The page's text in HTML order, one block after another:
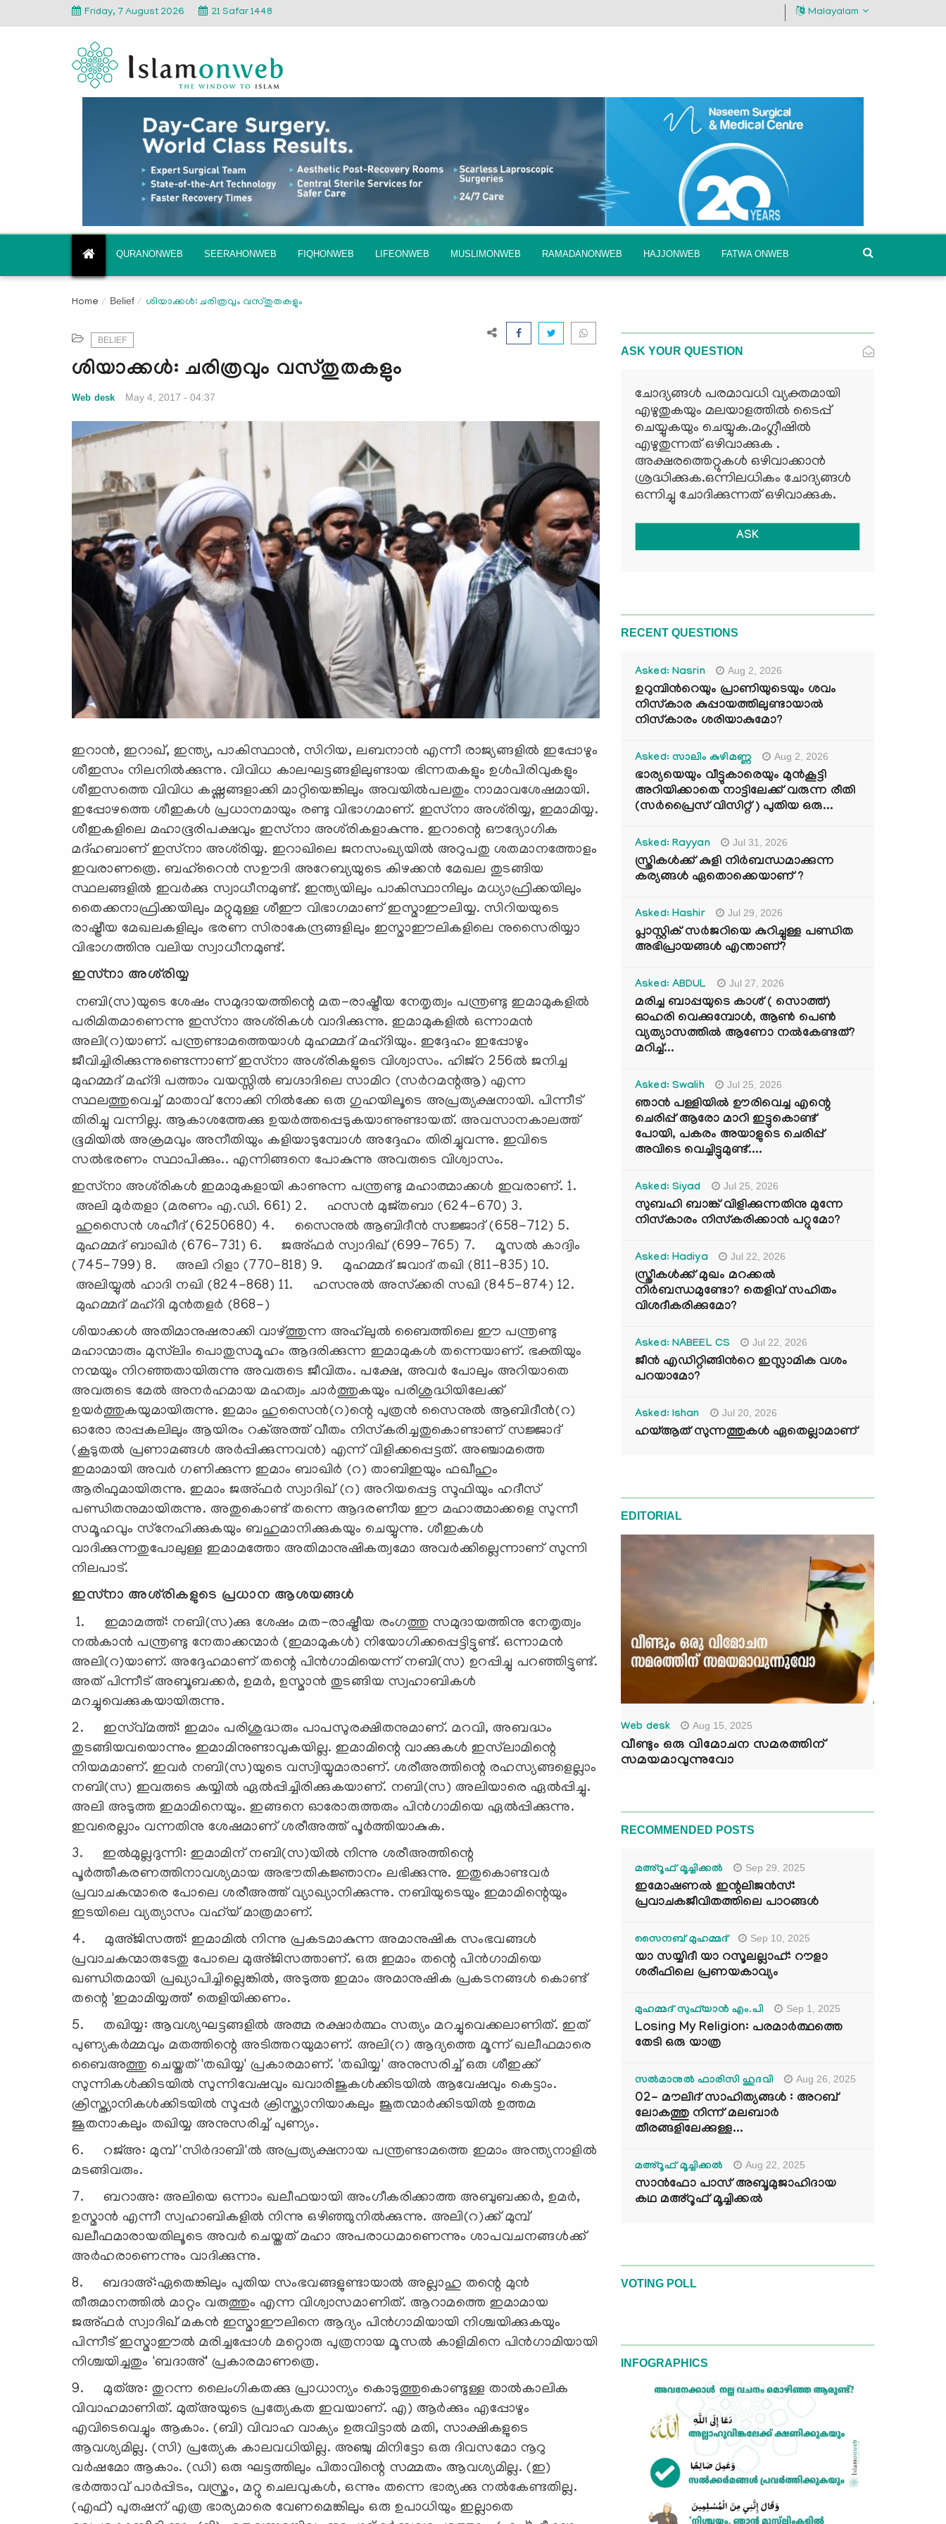
Friday, 7 August 2026 21 Safar 1448 Malayalam
QURANONWEB SEERAHONWEB FIQHONWEB LIFEONWEB MUSLIMONWEB RAMADANONWEB HAJJONWEB FATWA ONWEB
Home Belief ശിയാക്കള്‍: ചരിത്രവും വസ്തുതകളും
BELIEF
ശിയാക്കള്‍: ചരിത്രവും വസ്തുതകളും
Web desk May 4, 2017 - 04:37
ഇറാന്‍, ഇറാഖ്, ഇന്ത്യ, പാകിസ്ഥാന്‍, സിറിയ, ലബനാന്‍ എന്നീ രാജ്യങ്ങളില്‍ ഇപ്പോഴും
ശീഇസം നിലനില്‍ക്കുന്നു. വിവിധ കാലഘട്ടങ്ങളിലുണ്ടായ ഭിന്നതകളും ഉള്‍പിരിവുകളും
ശീഇസത്തെ വിവിധ കഷ്ണങ്ങളാക്കി മാറ്റിയെങ്കിലും അവയില്‍പലതും നാമാവശേഷമായി.
ഇപ്പോഴത്തെ ശീഇകള്‍ പ്രധാനമായും രണ്ടു വിഭാഗമാണ്. ഇസ്‌നാ അശ്‌രിയ്യ, ഇമാമിയ്യ.
ശീഇകളിലെ മഹാഭൂരിപക്ഷവും ഇസ്‌നാ അശ്‌രികളാകുന്നു. ഇറാന്റെ ഔദ്യോഗിക
മദ്ഹബാണ് ഇസ്‌നാ അശ്‌രിയ്യ. ഇറാഖിലെ ജനസംഖ്യയില്‍ അറുപതു ശതമാനത്തോളം
ഇവരാണത്രെ. ബഹ്‌റൈന്‍ സഊദി അറേബ്യയുടെ കിഴക്കന്‍ മേഖല തുടങ്ങിയ
സ്ഥലങ്ങളില്‍ ഇവര്‍ക്കു സ്വാധീനമുണ്ട്. ഇന്ത്യയിലും പാകിസ്ഥാനിലും മധ്യാഫ്രിക്കയിലും
തൈക്കനാഫ്രിക്കയിലും മറ്റുമുള്ള ശീഈ വിഭാഗമാണ് ഇസ്മാഈലിയ്യ. സിറിയയുടെ
രാഷ്ട്രീയ മേഖലകളിലും ഭരണ സിരാകേന്ദ്രങ്ങളിലും ഇസ്മാഈലികളിലെ നുസൈരിയ്യാ
വിഭാഗത്തിനു വലിയ സ്വാധീനമുണ്ട്.
ഇസ്‌നാ അശ്‌രിയ്യ
നബി(സ)യുടെ ശേഷം സമുദായത്തിന്റെ മത-രാഷ്ട്രീയ നേതൃത്വം പന്ത്രണ്ടു ഇമാമുകളില്‍
പരിമിതമാണെന്നു ഇസ്‌നാ അശ്‌രികള്‍ വാദിക്കുന്നു. ഇമാമുകളില്‍ ഒന്നാമന്‍
അലി(റ)യാണ്. പന്ത്രണ്ടാമത്തെയാള്‍ മുഹമ്മദ് മഹ്ദിയും. ഇദ്ദേഹം ഇപ്പോഴും
ജീവിച്ചിരിക്കുന്നുണ്ടെന്നാണ് ഇസ്‌നാ അശ്‌രികളുടെ വിശ്വാസം. ഹിജ്‌റ 256ല്‍ ജനിച്ച
മുഹമ്മദ് മഹ്ദി പത്താം വയസ്സില്‍ ബഗ്ദാദിലെ സാമിറ (സര്‍റമന്റആ) എന്ന
സ്ഥലത്തുവെച്ച് മാതാവ് നോക്കി നില്‍ക്കേ ഒരു ഗുഹയിലൂടെ അപ്രത്യക്ഷനായി. പിന്നീട്
തിരിച്ചു വന്നില്ല. ആകാശത്തേക്കു ഉയര്‍ത്തപ്പെടുകയാണുണ്ടായത്. അവസാനകാലത്ത്
ഭൂമിയില്‍ അക്രമവും അനീതിയും കളിയാടുമ്പോള്‍ അദ്ദേഹം തിരിച്ചുവന്നു. ഇവിടെ
സല്‍ഭരണം സ്ഥാപിക്കും.. എന്നിങ്ങനെ പോകുന്നു അവരുടെ വിശ്വാസം.
ഇസ്‌നാ അശ്‌രികള്‍ ഇമാമുകളായി കാണുന്ന പന്ത്രണ്ടു മഹാത്മാക്കള്‍ ഇവരാണ്. 1.
അലി മുര്‍തളാ (മരണം എ.ഡി. 661) 2. ഹസന്‍ മുജ്തബാ (624-670) 3.
ഹുസൈന്‍ ശഹീദ് (6250680) 4. സൈനുല്‍ ആബിദീന്‍ സജ്ജാദ് (658-712) 5.
മുഹമ്മദ് ബാഖിര്‍ (676-731) 6. ജഅ്ഫര്‍ സ്വാദിഖ് (699-765) 7. മൂസല്‍ കാദ്വിം
(745-799) 8. അലി റിളാ (770-818) 9. മുഹമ്മദ് ജവാദ് തഖി (811-835) 10.
അലിയ്യുല്‍ ഹാദി നഖി (824-868) 11. ഹസനുല്‍ അസ്‌ക്കരി സഖി (845-874) 12.
മുഹമ്മദ് മഹ്ദി മുന്‍തളര്‍ (868-)
ശിയാക്കള്‍ അതിമാനുഷരാക്കി വാഴ്ത്തുന്ന അഹ്‌ലുല്‍ ബൈത്തിലെ ഈ പന്ത്രണ്ടു
മഹാന്മാരും മുസ്‌ലിം പൊതുസമൂഹം ആദരിക്കുന്ന ഇമാമുകള്‍ തന്നെയാണ്. ഭക്തിയും
നന്മയും നിറഞ്ഞതായിരുന്നു അവരുടെ ജീവിതം. പക്ഷേ, അവര്‍ പോലും അറിയാതെ
അവരുടെ മേല്‍ അനര്‍ഹമായ മഹത്വം ചാര്‍ത്തുകയും പരിശുദ്ധിയിലേക്ക്
ഉയര്‍ത്തുകയുമായിരുന്നു. ഇമാം ഹുസൈന്‍(റ)ന്റെ പുത്രന്‍ സൈനുല്‍ ആബിദീന്‍(റ)
ഓരോ രാപ്പകലിലും ആയിരം റക്അത്ത് വീതം നിസ്‌കരിച്ചതുകൊണ്ടാണ് സജ്ജാദ്
(കൂടുതല്‍ പ്രണാമങ്ങള്‍ അര്‍പ്പിക്കുന്നവന്‍) എന്ന് വിളിക്കപ്പെട്ടത്. അഞ്ചാമത്തെ
ഇമാമായി അവര്‍ ഗണിക്കുന്ന ഇമാം ബാഖിര്‍ (റ) താബിഇയും ഫഖീഹും
ആരിഫുമായിരുന്നു. ഇമാം ജഅ്ഫര്‍ സ്വാദിഖ് (റ) അറിയപ്പെട്ട സൂഫിയും ഹദീസ്
പണ്ഡിതനുമായിരുന്നു. അതുകൊണ്ട് തന്നെ ആദരണീയ ഈ മഹാത്മാക്കളെ സുന്നീ
സമൂഹവും സ്‌നേഹിക്കുകയും ബഹുമാനിക്കുകയും ചെയ്യുന്നു. ശീഇകള്‍
വാദിക്കുന്നതുപോലുള്ള ഇമാമത്തോ അതിമാനുഷികത്വമോ അവര്‍ക്കില്ലെന്നാണ് സുന്നി
നിലപാട്.
ഇസ്‌നാ അശ്‌രികളുടെ പ്രധാന ആശയങ്ങള്‍
1. ഇമാമത്ത്: നബി(സ)ക്കു ശേഷം മത-രാഷ്ട്രീയ രംഗത്തു സമുദായത്തിനു നേതൃത്വം
നല്‍കാന്‍ പന്ത്രണ്ടു നേതാക്കന്മാര്‍ (ഇമാമുകള്‍) നിയോഗിക്കപ്പെട്ടിട്ടുണ്ട്. ഒന്നാമന്‍
അലി(റ)യാണ്. അദ്ദേഹമാണ് തന്റെ പിന്‍ഗാമിയെന്ന് നബി(സ) ഉറപ്പിച്ചു പറഞ്ഞിട്ടുണ്ട്.
അത് പിന്നീട് അബൂബക്കര്‍, ഉമര്‍, ഉസ്മാന്‍ തുടങ്ങിയ സ്വഹാബികള്‍
മറച്ചുവെക്കുകയായിരുന്നു.
2. ഇസ്വ്മത്ത്: ഇമാം പരിശുദ്ധരും പാപസുരക്ഷിതനുമാണ്. മറവി, അബദ്ധം
തുടങ്ങിയവയൊന്നും ഇമാമിനുണ്ടാവുകയില്ല. ഇമാമിന്റെ വാക്കുകള്‍ ഇസ്‌ലാമിന്റെ
നിയമമാണ്. ഇവര്‍ നബി(സ)യുടെ വസ്വിയ്യുമാരാണ്. ശരീഅത്തിന്റെ രഹസ്യങ്ങളെല്ലാം
നബി(സ) ഇവരുടെ കയ്യില്‍ ഏല്‍പ്പിച്ചിരിക്കുകയാണ്. നബി(സ) അലിയാരെ ഏല്‍പ്പിച്ചു.
അലി അടുത്ത ഇമാമിനെയും. ഇങ്ങനെ ഓരോരുത്തരും പിന്‍ഗാമിയെ ഏല്‍പ്പിക്കുന്നു.
ഇവരെല്ലാം വന്നതിനു ശേഷമാണ് ശരീഅത്ത് പൂര്‍ത്തിയാകുക.
3. ഇല്‍മുല്ലദുന്നി: ഇമാമിന് നബി(സ)യില്‍ നിന്നു ശരീഅത്തിന്റെ
പൂര്‍ത്തീകരണത്തിനാവശ്യമായ അഭൗതികജ്ഞാനം ലഭിക്കുന്നു. ഇതുകൊണ്ടവര്‍
പ്രവാചകന്മാരെ പോലെ ശരീഅത്ത് വ്യാഖ്യാനിക്കുന്നു. നബിയുടെയും ഇമാമിന്റെയും
ഇടയിലെ വ്യത്യാസം വഹ്‌യ് മാത്രമാണ്.
4. മുഅ്ജിസത്ത്: ഇമാമില്‍ നിന്നു പ്രകടമാകുന്ന അമാനുഷിക സംഭവങ്ങള്‍
പ്രവാചകന്മാരുടേതു പോലെ മുഅ്ജിസത്താണ്. ഒരു ഇമാം തന്റെ പിന്‍ഗാമിയെ
ഖണ്ഡിതമായി പ്രഖ്യാപിച്ചില്ലെങ്കില്‍, അടുത്ത ഇമാം അമാനുഷിക പ്രകടനങ്ങള്‍ കൊണ്ട്
തന്റെ 'ഇമാമിയ്യത്ത്' തെളിയിക്കണം.
5. തഖിയ്യ: ആവശ്യഘട്ടങ്ങളില്‍ അത്മ രക്ഷാര്‍ത്ഥം സത്യം മറച്ചുവെക്കലാണിത്. ഇത്
പുണ്യകര്‍മ്മവും മതത്തിന്റെ അടിത്തറയുമാണ്. അലി(റ) ആദ്യത്തെ മൂന്ന് ഖലീഫമാരെ
ബൈഅത്തു ചെയ്തത് 'തഖിയ്യ' പ്രകാരമാണ്. 'തഖിയ്യ' അനുസരിച്ച് ഒരു ശീഇക്ക്
സുന്നികള്‍ക്കിടയില്‍ സുന്നിവേഷവും ഖവാരിജുകള്‍ക്കിടയില്‍ ആവേഷവും കെട്ടാം.
ക്രിസ്ത്യാനികള്‍ക്കിടയില്‍ സൂപ്പര്‍ ക്രിസ്ത്യാനിയാകലും ജൂതന്മാര്‍ക്കിടയില്‍ ഉത്തമ
ജൂതനാകലും തഖിയ്യ അനുസരിച്ച് പുണ്യം.
6. റജ്അ: മുമ്പ് 'സിര്‍ദാബി'ല്‍ അപ്രത്യക്ഷനായ പന്ത്രണ്ടാമത്തെ ഇമാം അന്ത്യനാളില്‍
മടങ്ങിവരും.
7. ബറാഅ: അലിയെ ഒന്നാം ഖലീഫയായി അംഗീകരിക്കാത്ത അബുബക്കര്‍, ഉമര്‍,
ഉസ്മാന്‍ എന്നീ സ്വഹാബികളില്‍ നിന്നു ഒഴിഞ്ഞുനില്‍ക്കുന്നു. അലി(റ)ക്ക് മുമ്പ്
ഖലീഫമാരായതിലൂടെ അവര്‍ ചെയ്തത് മഹാ അപരാധമാണെന്നും ശാപവചനങ്ങള്‍ക്ക്
അര്‍ഹരാണെന്നും വാദിക്കുന്നു.
8. ബദാഅ്:ഏതെങ്കിലും പുതിയ സംഭവങ്ങളുണ്ടായാല്‍ അല്ലാഹു തന്റെ മുന്‍
തീരുമാനത്തില്‍ മാറ്റം വരുത്തും എന്ന വിശ്വാസമാണിത്. ആറാമത്തെ ഇമാമായ
ജഅ്ഫര്‍ സ്വാദിഖ് മകന്‍ ഇസ്മാഈലിനെ ആദ്യം പിന്‍ഗാമിയായി നിശ്ചയിക്കുകയും
പിന്നീട് ഇസ്മാഈല്‍ മരിച്ചപ്പോള്‍ മറ്റൊരു പുത്രനായ മൂസല്‍ കാളിമിനെ പിന്‍ഗാമിയായി
നിശ്ചയിച്ചതും 'ബദാഅ്' പ്രകാരമാണത്രെ.
9. മുത്അ: തുറന്ന ലൈംഗികതക്കു പ്രാധാന്യം കൊടുത്തുകൊണ്ടുള്ള താല്‍കാലിക
വിവാഹമാണിത്. മുത്അയുടെ പ്രത്യേകത ഇവയാണ്. എ) ആര്‍ക്കും എപ്പോഴും
എവിടെവെച്ചും ആകാം. (ബി) വിവാഹ വാക്യം ഉരുവിട്ടാല്‍ മതി, സാക്ഷികളുടെ
ആവശ്യമില്ല. (സി) പ്രത്യേക കാലവധിയില്ല. അഞ്ചു മിനിട്ടോ ഒരു ദിവസമോ നൂറു
വര്‍ഷമോ ആകാം. (ഡി) ഒരു ഘട്ടത്തിലും പിതാവിന്റെ സമ്മതം ആവശ്യമില്ല. (ഇ)
ഭര്‍ത്താവ് പാര്‍പ്പിടം, വസ്ത്രം, മറ്റു ചെലവുകള്‍, ഒന്നും തന്നെ ഭാര്യക്കു നല്‍കേണ്ടതില്ല.
(എഫ്) പുരുഷന് എത്ര ഭാര്യമാരെ വേണമെങ്കിലും ഒരു ഉപാധിയും ഇല്ലാതെ
ASK YOUR QUESTION
ചോദ്യങ്ങള്‍ പരമാവധി വ്യക്തമായി
എഴുതുകയും മലയാളത്തില്‍ ടൈപ്പ്
ചെയ്യുകയും ചെയ്യുക.മംഗ്ലീഷില്‍
എഴുതുന്നത് ഒഴിവാക്കുക .
അക്ഷരത്തെറ്റുകള്‍ ഒഴിവാക്കാന്‍
ശ്രദ്ധിക്കുക.ഒന്നിലധികം ചോദ്യങ്ങള്‍
ഒന്നിച്ചു ചോദിക്കുന്നത് ഒഴിവാക്കുക.
ASK
RECENT QUESTIONS
Asked: Nasrin Aug 2, 2026
ഉറുമ്പിന്‍റെയും പ്രാണിയുടെയും ശവം
നിസ്കാര കുപ്പായത്തിലുണ്ടായാൽ
നിസ്കാരം ശരിയാകുമോ?
Asked: സാലിം കുഴിമണ്ണ Aug 2, 2026
ഭാര്യയെയും വീട്ടുകാരെയും മുൻകൂട്ടി
അറിയിക്കാതെ നാട്ടിലേക്ക് വരുന്ന രീതി
(സർപ്രൈസ് വിസിറ്റ് ) പുതിയ ഒരു...
Asked: Rayyan Jul 31, 2026
സ്ത്രികൾക്ക് കുളി നിർബന്ധമാക്കുന്ന
കര്യങ്ങൾ ഏതൊക്കെയാണ് ?
Asked: Hashir Jul 29, 2026
പ്ലാസ്റ്റിക് സർജറിയെ കുറിച്ചുള്ള പണ്ഡിത
അഭിപ്രായങ്ങൾ എന്താണ്?
Asked: ABDUL Jul 27, 2026
മരിച്ച ബാപ്പയുടെ കാശ് ( സൊത്ത്)
ഓഹരി വെക്കുമ്പോൾ, ആണ്‍ പെണ്‍
വ്യത്യാസത്തില്‍ ആണോ നല്‍കേണ്ടത്?
മറിച്ച്...
Asked: Swalih Jul 25, 2026
ഞാൻ പള്ളിയിൽ ഊരിവെച്ച എന്റെ
ചെരിപ്പ് ആരോ മാറി ഇട്ടുകൊണ്ട്
പോയി, പകരം അയാളുടെ ചെരിപ്പ്
അവിടെ വെച്ചിട്ടുമുണ്ട്....
Asked: Siyad Jul 25, 2026
സുബഹി ബാങ്ക് വിളിക്കുന്നതിനു മുന്നേ
നിസ്കാരം നിസ്കരിക്കാൻ പറ്റുമോ?
Asked: Hadiya Jul 22, 2026
സ്ത്രീകൾക്ക് മുഖം മറക്കൽ
നിർബന്ധമുണ്ടോ? തെളിവ് സഹിതം
വിശദീകരിക്കുമോ?
Asked: NABEEL CS Jul 22, 2026
ജീൻ എഡിറ്റിങ്ങിന്‍റെ ഇസ്ലാമിക വശം
പറയാമോ?
Asked: Ishan Jul 20, 2026
ഹയ്ആത് സുന്നത്തുകൾ ഏതെല്ലാമാണ്
EDITORIAL
Web desk Aug 15, 2025
വീണ്ടും ഒരു വിമോചന സമരത്തിന്
സമയമാവുന്നുവോ
RECOMMENDED POSTS
മഅ്റൂഫ് മൂച്ചിക്കല്‍ Sep 29, 2025
ഇമോഷണൽ ഇന്റലിജൻസ്:
പ്രവാചകജീവിതത്തിലെ പാഠങ്ങൾ
സൈനബ് മുഹമ്മദ് Sep 10, 2025
യാ സയ്യിദീ യാ റസൂലല്ലാഹ്: റൗളാ
ശരീഫിലെ പ്രണയകാവ്യം
മുഹമ്മദ് സുഫ്‌യാൻ എം.പി Sep 1, 2025
Losing My Religion: പരമാർത്ഥത്തെ
തേടി ഒരു യാത്ര
സൽമാനുൽ ഫാരിസി ഹുദവി Aug 26, 2025
02- മൗലിദ് സാഹിത്യങ്ങൾ : അറബ്
ലോകത്തു നിന്ന് മലബാർ
തീരങ്ങളിലേക്കുള്ള...
മഅ്റൂഫ് മൂച്ചിക്കല്‍ Aug 22, 2025
സാൻഫോ പാസ് അബൂമുജാഹിദായ
കഥ മഅ്റൂഫ് മൂച്ചിക്കല്‍
VOTING POLL
INFOGRAPHICS